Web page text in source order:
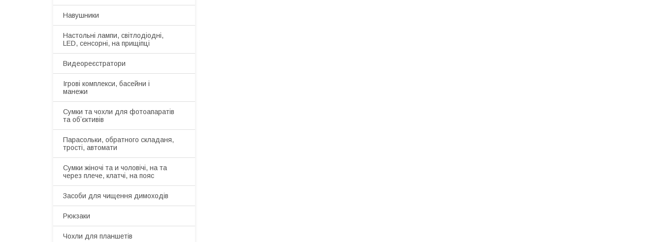
Навушники
Настольні лампи, світлодіодні,
LED, сенсорні, на прищіпці
Видеореєстратори
Ігрові комплекси, басейни і
манежи
Сумки та чохли для фотоапаратів
та обʼєктивів
Парасольки, обратного складаня,
трості, автомати
Сумки жіночі та и чоловічі, на та
через плече, клатчі, на пояс
Засоби для чищення димоходів
Рюкзаки
Чохли для планшетів